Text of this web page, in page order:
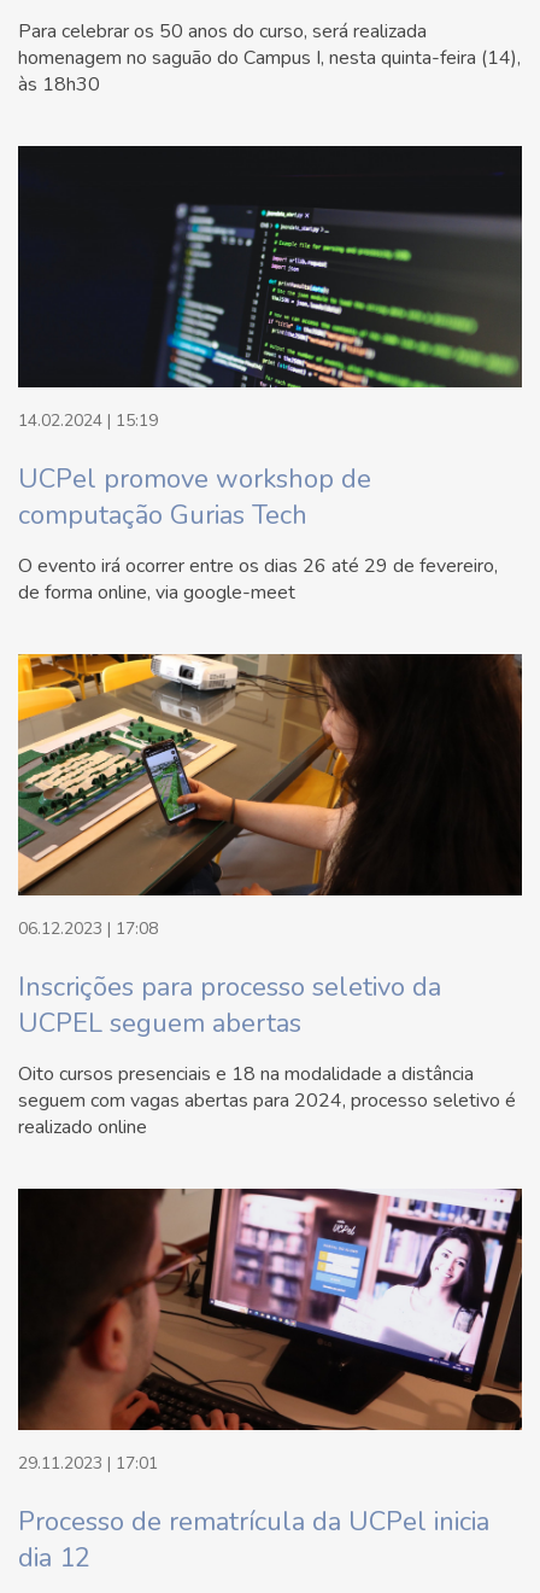
Para celebrar os 50 anos do curso, será realizada
homenagem no saguão do Campus I, nesta quinta-feira (14),
às 18h30
14.02.2024 | 15:19
UCPel promove workshop de
computação Gurias Tech
O evento irá ocorrer entre os dias 26 até 29 de fevereiro,
de forma online, via google-meet
06.12.2023 | 17:08
Inscrições para processo seletivo da
UCPEL seguem abertas
Oito cursos presenciais e 18 na modalidade a distância
seguem com vagas abertas para 2024, processo seletivo é
realizado online
29.11.2023 | 17:01
Processo de rematrícula da UCPel inicia
dia 12